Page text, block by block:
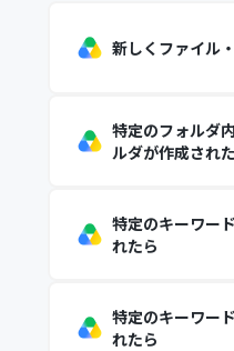
新しくファイル
特定のフォルダ
ルダが作成され
特定のキーワー
れたら
特定のキーワー
れたら